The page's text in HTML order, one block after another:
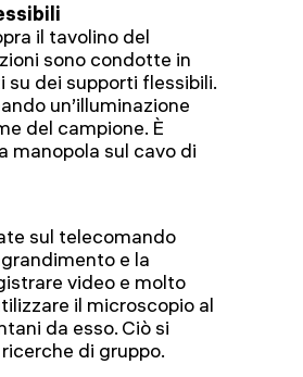
il tavolino del
sono condotte in
dei supporti flessibili.
un’illuminazione
del campione. È
manopola sul cavo di
sul telecomando
e la
video e molto
il microscopio al
da esso. Ciò si
di gruppo.